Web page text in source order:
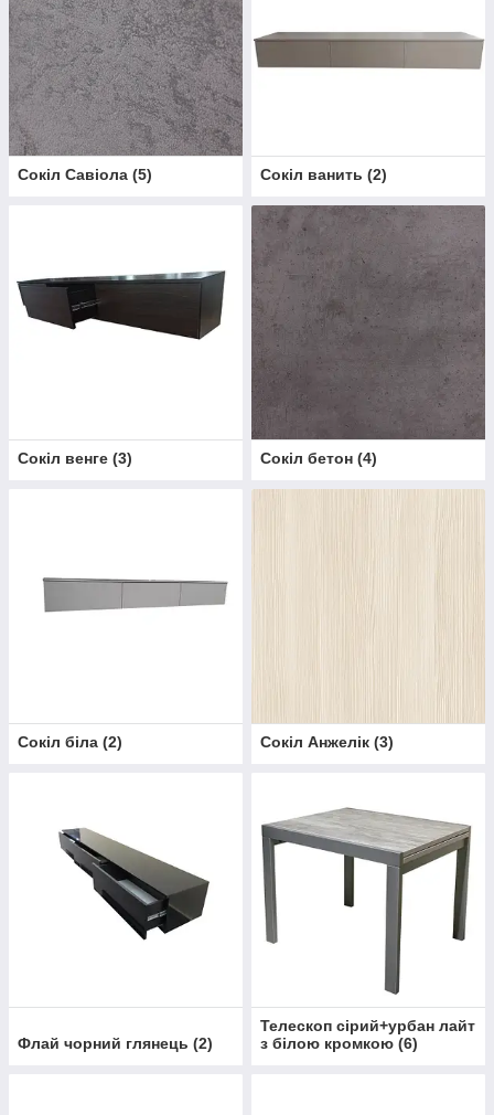
Сокіл Савіола (5) Сокіл ванить (2)
Сокіл венге (3) Сокіл бетон (4)
Сокіл біла (2) Сокіл Анжелік (3)
Флай чорний глянець (2)
Телескоп сірий+урбан лайт
з білою кромкою (6)